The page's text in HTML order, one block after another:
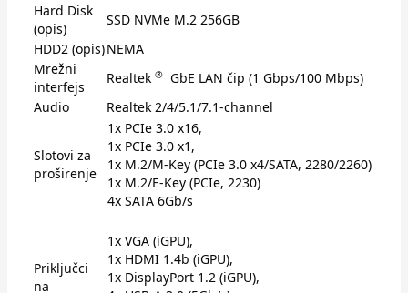
Hard Disk
(opis)
SSD NVMe M.2 256GB
HDD2 (opis)NEMA
Mrežni
interfejs
Realtek ® GbE LAN čip (1 Gbps/100 Mbps)
Audio
Realtek 2/4/5.1/7.1-channel
Slotovi za
proširenje
1x PCIe 3.0 x16,
1x PCIe 3.0 x1,
1x M.2/​M-Key (PCIe 3.0 x4/​SATA, 2280/​2260)
1x M.2/​E-Key (PCIe, 2230)
4x SATA 6Gb/s
Priključci
na
1x VGA (iGPU),
1x HDMI 1.4b (iGPU),
1x DisplayPort 1.2 (iGPU),